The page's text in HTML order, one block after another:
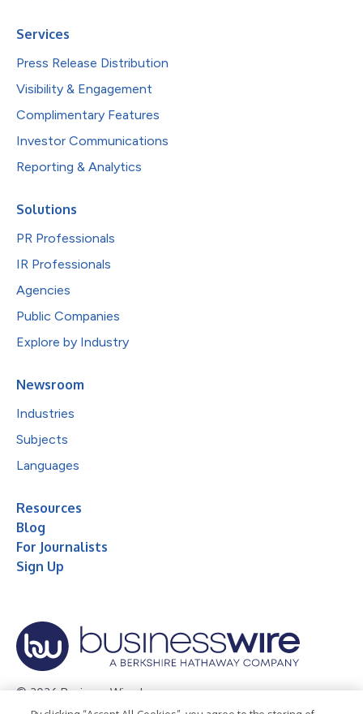
Services
Press Release Distribution
Visibility & Engagement
Complimentary Features
Investor Communications
Reporting & Analytics
Solutions
PR Professionals
IR Professionals
Agencies
Public Companies
Explore by Industry
Newsroom
Industries
Subjects
Languages
Resources
Blog
For Journalists
Sign Up
© 2026 Business Wire, Inc.